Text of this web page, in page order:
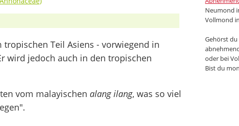
Neumond
Vollmond
Gehörst du
oder bei
Bist du
tropischen Teil Asiens - vorwiegend in
wird jedoch auch in den tropischen
vom malayischen alang ilang, was so viel